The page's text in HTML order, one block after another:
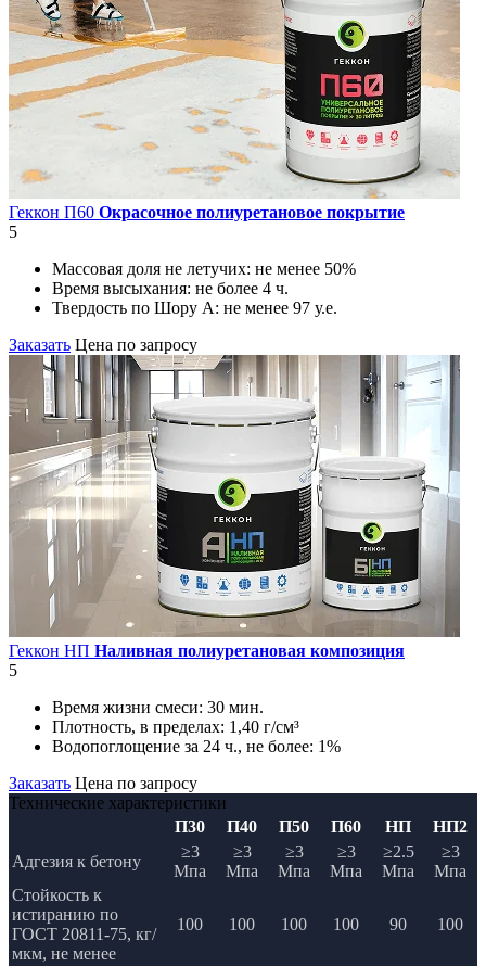
Геккон П60 Окрасочное полиуретановое покрытие
5
Массовая доля не летучих: не менее 50%
Время высыхания: не более 4 ч.
Твердость по Шору А: не менее 97 у.е.
Заказать Цена по запросу
Геккон НП Наливная полиуретановая композиция
5
Время жизни смеси: 30 мин.
Плотность, в пределах: 1,40 г/см³
Водопоглощение за 24 ч., не более: 1%
Заказать Цена по запросу
Технические характеристики
П30
П40 П50 П60 НП
НП2
Адгезия к бетону
≥3
Мпа
≥3
Мпа
≥3
Мпа
≥3
Мпа
≥2.5
Мпа
≥3
Мпа
Стойкость к
истиранию по
ГОСТ 20811-75, кг/
мкм, не менее
100 100 100 100 90 100